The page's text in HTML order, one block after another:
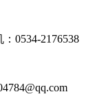
0534-2176538